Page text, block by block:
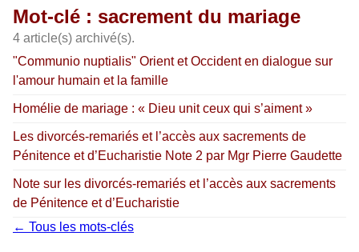
Mot-clé : sacrement du mariage
4 article(s) archivé(s).
"Communio nuptialis" Orient et Occident en dialogue sur
l'amour humain et la famille
Homélie de mariage : « Dieu unit ceux qui s’aiment »
Les divorcés-remariés et l’accès aux sacrements de
Pénitence et d’Eucharistie Note 2 par Mgr Pierre Gaudette
Note sur les divorcés-remariés et l’accès aux sacrements
de Pénitence et d’Eucharistie
← Tous les mots-clés